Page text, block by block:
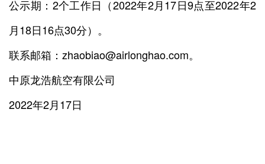
公示期：2个工作日（2022年2月17日9点至2022年2
月18日16点30分）。
联系邮箱：zhaobiao@airlonghao.com。
中原龙浩航空有限公司
2022年2月17日